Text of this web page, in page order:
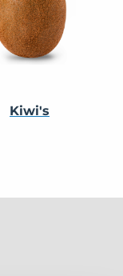
Kiwi's